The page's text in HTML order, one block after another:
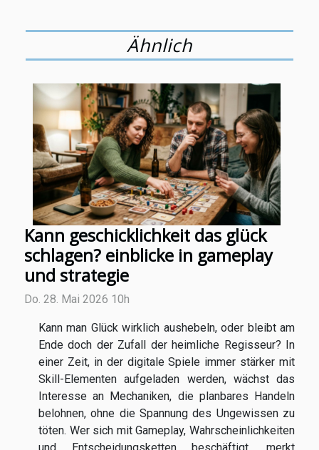
Ähnlich
Kann geschicklichkeit das glück
schlagen? einblicke in gameplay
und strategie
Do. 28. Mai 2026 10h
Kann man Glück wirklich aushebeln, oder bleibt am
Ende doch der Zufall der heimliche Regisseur? In
einer Zeit, in der digitale Spiele immer stärker mit
Skill-Elementen aufgeladen werden, wächst das
Interesse an Mechaniken, die planbares Handeln
belohnen, ohne die Spannung des Ungewissen zu
töten. Wer sich mit Gameplay, Wahrscheinlichkeiten
und Entscheidungsketten beschäftigt, merkt